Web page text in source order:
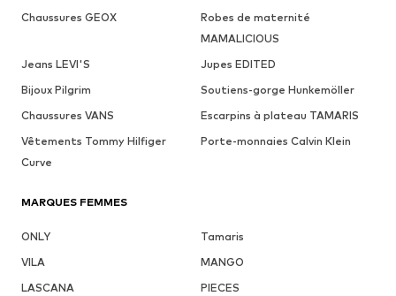
Chaussures GEOX
Robes de maternité
MAMALICIOUS
Jeans LEVI'S
Jupes EDITED
Bijoux Pilgrim
Soutiens-gorge Hunkemöller
Chaussures VANS
Escarpins à plateau TAMARIS
Vêtements Tommy Hilfiger
Curve
Porte-monnaies Calvin Klein
MARQUES FEMMES
ONLY
Tamaris
VILA
MANGO
LASCANA
PIECES